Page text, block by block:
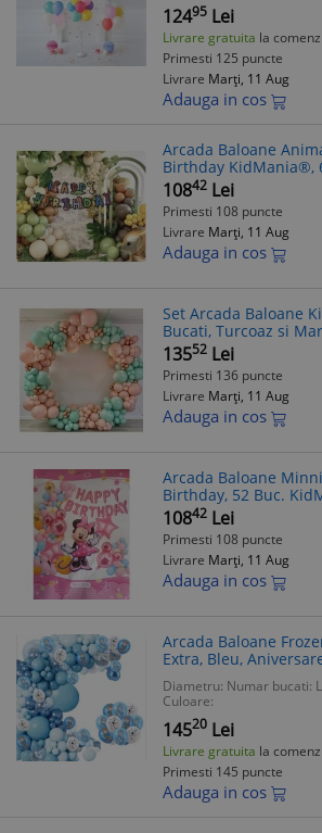
12495 Lei
Livrare gratuita la
Primesti 125 puncte
Livrare Marți, 11 Aug
Adauga in cos
Arcada Baloane
Birthday KidMania®,
Latex Folie, Banner
Petrecere Copii
10842 Lei
Primesti 108 puncte
Livrare Marți, 11 Aug
Adauga in cos
Set Arcada Baloane
Bucati, Turcoaz si
Petrecere, Latex,
13552 Lei
Primesti 136 puncte
Livrare Marți, 11 Aug
Adauga in cos
Arcada Baloane
Birthday, 52 Buc.
Petrecere Copii,
Roz, Albastru, Confetti
10842 Lei
Primesti 108 puncte
Livrare Marți, 11 Aug
Adauga in cos
Arcada Baloane
Extra, Bleu,
Disney, Oval
Diametru: Numar bucati:
Culoare:
14520 Lei
Livrare gratuita la
Primesti 145 puncte
Adauga in cos